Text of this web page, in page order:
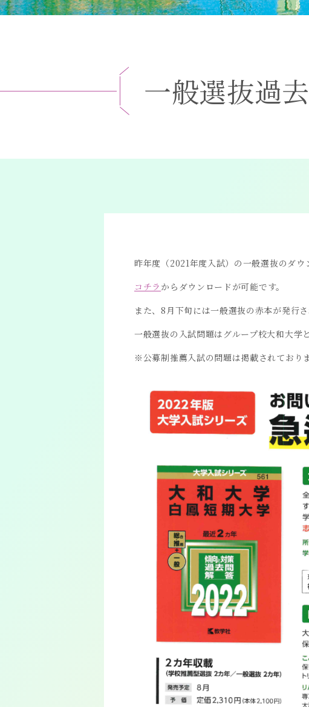
一般選抜過去
昨年度（2021年度入試）の一般選抜のダウ
コチラ からダウンロードが可能です。
また、8月下旬には一般選抜の赤本が発行さ
一般選抜の入試問題はグループ校大和大学
※公募制推薦入試の問題は掲載されており